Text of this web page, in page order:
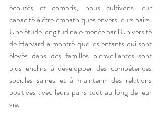
écoutés et compris, nous cultivons leur
capacité à être empathiques envers leurs pairs.
Une étude longitudinale menée par l'Université
de Harvard a montré que les enfants qui sont
élevés dans des familles bienveillantes sont
plus enclins à développer des compétences
sociales saines et à maintenir des relations
positives avec leurs pairs tout au long de leur
vie.